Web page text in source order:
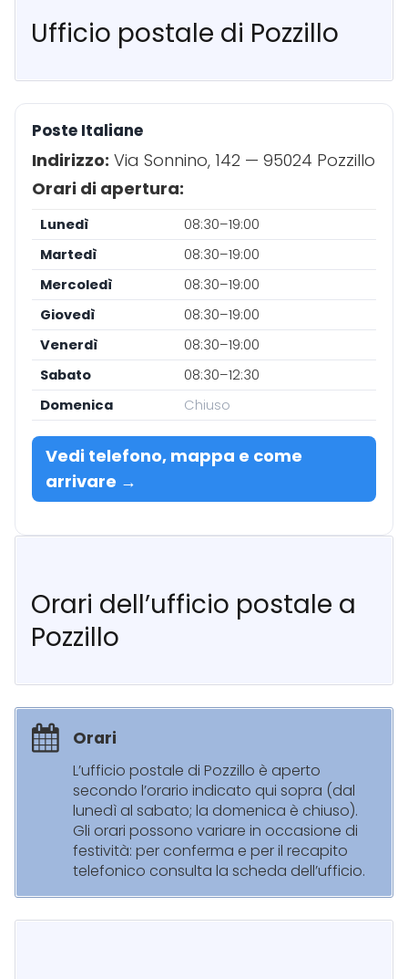
Ufficio postale di Pozzillo
Poste Italiane
Indirizzo: Via Sonnino, 142 — 95024 Pozzillo
Orari di apertura:
Lunedì
08:30–19:00
Martedì
08:30–19:00
Mercoledì
08:30–19:00
Giovedì
08:30–19:00
Venerdì
08:30–19:00
Sabato
08:30–12:30
Domenica
Chiuso
Vedi telefono, mappa e come
arrivare →
Orari dell’ufficio postale a
Pozzillo
Orari
L’ufficio postale di Pozzillo è aperto
secondo l’orario indicato qui sopra (dal
lunedì al sabato; la domenica è chiuso).
Gli orari possono variare in occasione di
festività: per conferma e per il recapito
telefonico consulta la scheda dell’ufficio.